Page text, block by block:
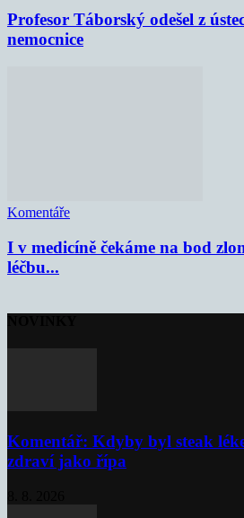
Profesor Táborský odešel z
nemocnice
Komentáře
I v medicíně čekáme na bod
léčbu...
Komentář: Kdyby byl steak
zdraví jako řípa